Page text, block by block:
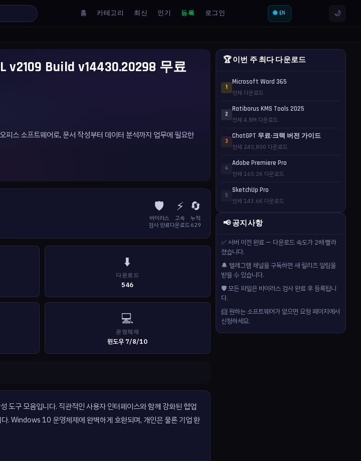
홈 카테고리 최신 인기 등록 로그인 🌐 EN 🌙
v2109 Build v14430.20298 무료
소프트웨어로, 문서 작성부터 데이터 분석까지 업무에 필요한
🛡️
바이러스
검사 완료
⚡
고속
다운로드
🔄
누적
629
⬇️
다운로드
546
💻
운영체제
윈도우 7/8/10
모음입니다. 직관적인 사용자 인터페이스와 함께 강화된 협업
. Windows 10 운영체제에 완벽하게 호환되며, 개인은 물론 기업 환
🏆 이번 주 최다 다운로드
1
Microsoft Word 365
전체 다운로드
2
Ratiborus KMS Tools 2025
전체 4.8M 다운로드
3
ChatGPT 무료·크랙 버전 가이드
전체 245,800 다운로드
4
Adobe Premiere Pro
전체 165.2K 다운로드
5
SketchUp Pro
전체 143.6K 다운로드
📢 공지사항
✅ 서버 이전 완료 — 다운로드 속도가 2배 빨라
졌습니다.
🔔 텔레그램 채널을 구독하면 새 릴리즈 알림을
받을 수 있습니다.
🛡️ 모든 파일은 바이러스 검사 완료 후 등록됩니
다.
📨 원하는 소프트웨어가 없으면 요청 페이지에서
신청하세요.